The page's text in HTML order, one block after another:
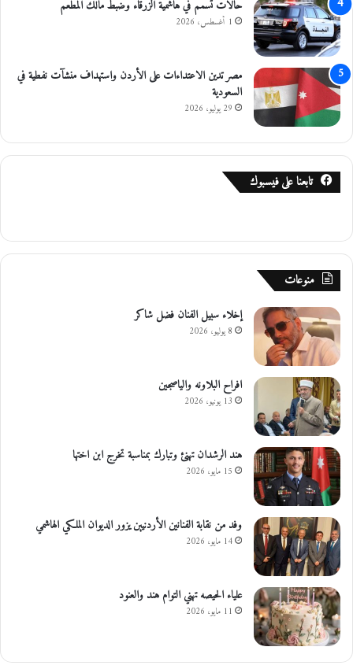
حالات تسمم في هاشمية الزرقاء وضبط مالك المطعم
1 أغسطس، 2026
مصر تدين الاعتداءات على الأردن واستهداف منشآت نفطية في
السعودية
29 يوليو، 2026
تابعنا على فيسبوك
منوعات
إخلاء سبيل الفنان فضل شاكر
8 يوليو، 2026
افراح البلاونه والياصجين
13 يونيو، 2026
هند الرشدان تهنئ وتبارك بمناسبة تخرج ابن اختها
15 مايو، 2026
وفد من نقابة الفنانين الأردنيين يزور الديوان الملكي الهاشمي
14 مايو، 2026
علياء الحيصه تهني التوام هند والعنود
11 مايو، 2026